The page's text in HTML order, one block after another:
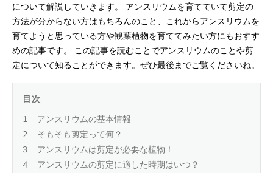
について解説していきます。 アンスリウムを育てていて剪定の
方法が分からない方はもちろんのこと、これからアンスリウムを
育てようと思っている方や観葉植物を育ててみたい方にもおすす
めの記事です。 この記事を読むことでアンスリウムのことや剪
定について知ることができます。ぜひ最後までご覧くださいね。
目次
アンスリウムの基本情報
そもそも剪定って何？
アンスリウムは剪定が必要な植物！
アンスリウムの剪定に適した時期はいつ？